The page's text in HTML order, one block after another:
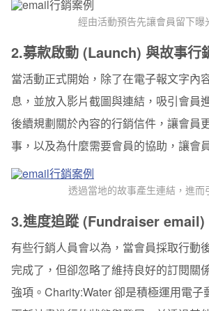
經由活動預告先讓會員留下曝
2.募款啟動 (Launch) 與故事行
當活動正式開始，除了在電子報文字內
息，並放入影片截圖與連結，吸引會員
後續規劃關於內容的行銷信件，讓會員
事，以及為什麼需要會員的協助，讓會
透過當地的故事產生連結，進而
3.進度追蹤 (Fundraiser email)
有些行銷人員會以為，當會員採取行動
完成了，但卻忽略了維持良好的訂閱關
強項。Charity:Water 卻是積極運用電子